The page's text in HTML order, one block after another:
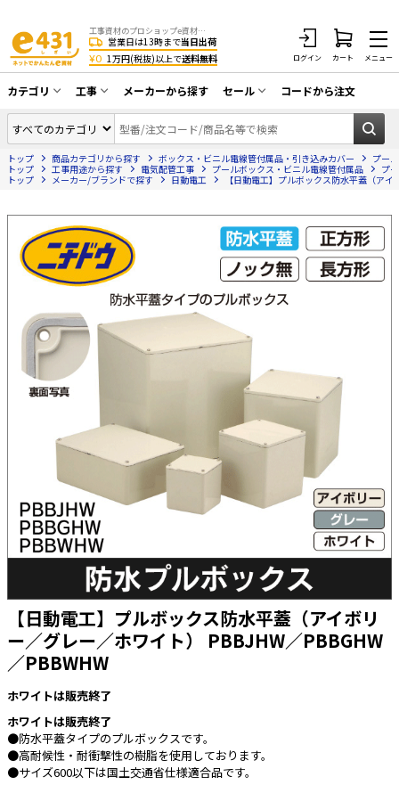
工事資材のプロショップe資材 CATV・アンテナ・防犯・光・LAN・電気・空調工事など
営業日は13時まで当日出荷
¥0 1万円(税抜)以上で送料無料 ログイン カート メニュー
カテゴリ
同軸ケーブル／テレビ用接栓／関連工具
アンテナ・取付金具・ブースター／CATV
部材類
防犯工事関連
HDMIケーブル・周辺機器／RCAケーブル
電話線／コネクタ／アダプタ
光ファイバー・融着接続機関連
LANケーブル・コネクタ・関連資材/機器
ネットワーク機器
エアコン・換気扇・空調資材
太陽光発電ケーブル・コネクタ・関連資
材/機器
電源ケーブル／コネクタ／分電盤／ブレ
ーカ
照明・照明器具
電源タップ・延長コード
スイッチ・コンセント（配線器具）
PF管/FEP管/CD管/情報線保護管
ボックス・ビニル電線管付属品・引き込
みカバー
工具関連
EV充電設備工事関連
感染症関連
工事
CATV・アンテナ工事
光工事・FTTH工事
LAN配線工事
電話工事
電気配管工事
EV充電設備工事
太陽光発電工事
ホテル・病院向け
メーカーから探す セール
在庫一掃セール
コードから注文
トップ 商品カテゴリから探す ボックス・ビニル電線管付属品・引き込みカバー
プー
トップ
工事用途から探す 電気配管工事 プールボックス・ビニル電線管付属品
プ
トップ
メーカー/ブランドで探す 日動電工 【日動電工】プルボックス防水平蓋（ア
【日動電工】プルボックス防水平蓋（アイボリ
ー／グレー／ホワイト） PBBJHW／PBBGHW
／PBBWHW
ホワイトは販売終了
ホワイトは販売終了
●防水平蓋タイプのプルボックスです。
●高耐候性・耐衝撃性の樹脂を使用しております。
●サイズ600以下は国土交通省仕様適合品です。